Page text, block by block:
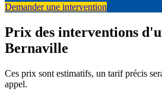
Demander une intervention
Prix des interventions
Bernaville
Ces prix sont estimatifs, un tarif précis
appel.